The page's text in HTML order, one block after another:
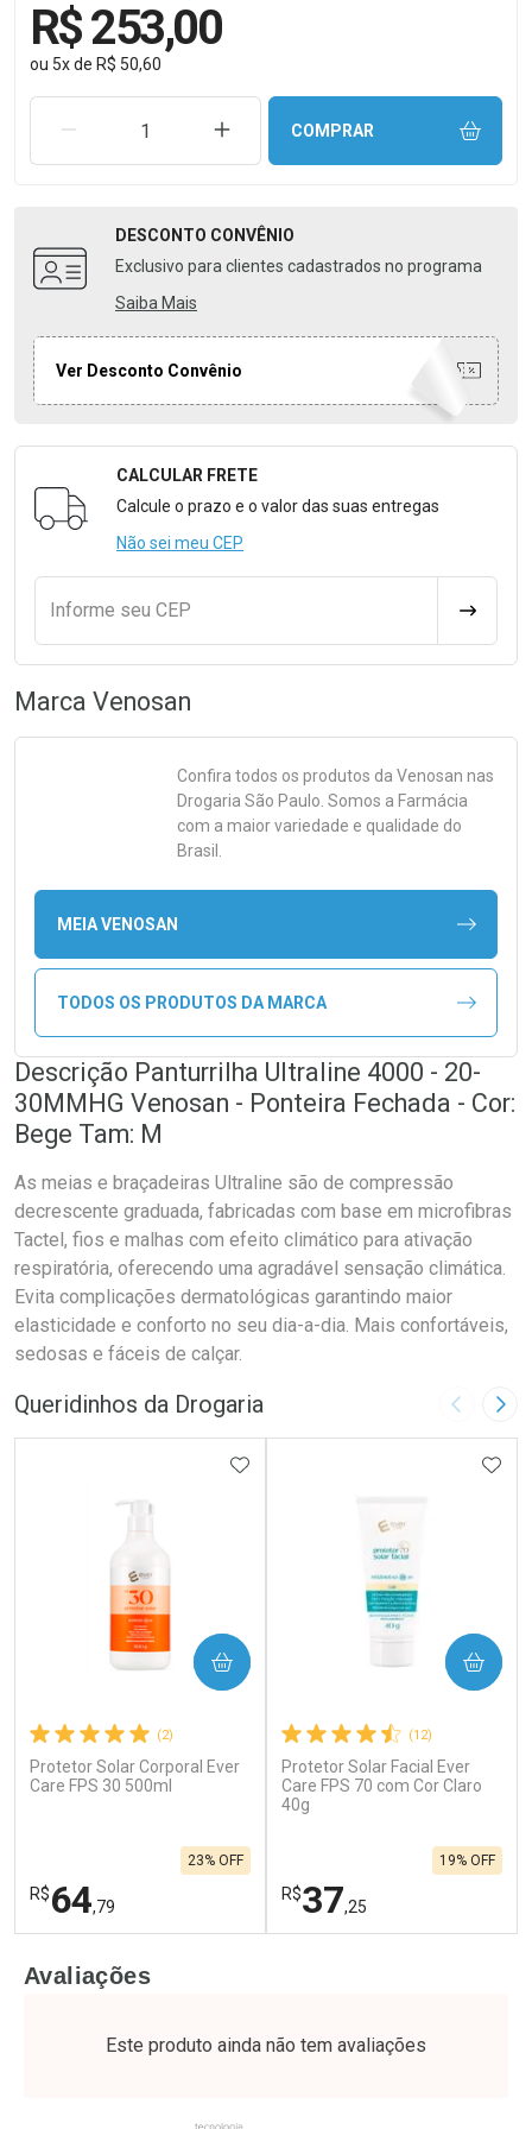
R$ 253,00
ou 5xde R$ 50,60
REMOVER UMA UNIDADEAUMENTAR UMA UNIDADE
COMPRAR
DESCONTO CONVÊNIO
Exclusivo para clientes cadastrados no programa
Saiba Mais
Ver Desconto Convênio
Formulário para Calcular o Frete
CALCULAR FRETE
Calcule o prazo e o valor das suas entregas
Não sei meu CEP
Informe seu CEP
Marca Venosan
Confira todos os produtos da Venosan nas
Drogaria São Paulo. Somos a Farmácia
com a maior variedade e qualidade do
Brasil.
MEIA VENOSAN
TODOS OS PRODUTOS DA MARCA
Descrição Panturrilha Ultraline 4000 - 20-
30MMHG Venosan - Ponteira Fechada - Cor:
Bege Tam: M
As meias e braçadeiras Ultraline são de compressão
decrescente graduada, fabricadas com base em microfibras
Tactel, fios e malhas com efeito climático para ativação
respiratória, oferecendo uma agradável sensação climática.
Evita complicações dermatológicas garantindo maior
elasticidade e conforto no seu dia-a-dia. Mais confortáveis,
sedosas e fáceis de calçar.
Queridinhos da Drogaria Imagem
(2)
Protetor Solar Corporal Ever
Care FPS 30 500ml
R$64,79
23% OFF
ADICIONAR AOS FAVORITOS
COMPRAR
Laboratório
Por Menos
(12)
Protetor Solar Facial Ever
Care FPS 70 com Cor Claro
40g
R$37,25
19% OFF
COMPRAR
Laboratório
Por Menos
Avaliações
Este produto ainda não tem avaliações